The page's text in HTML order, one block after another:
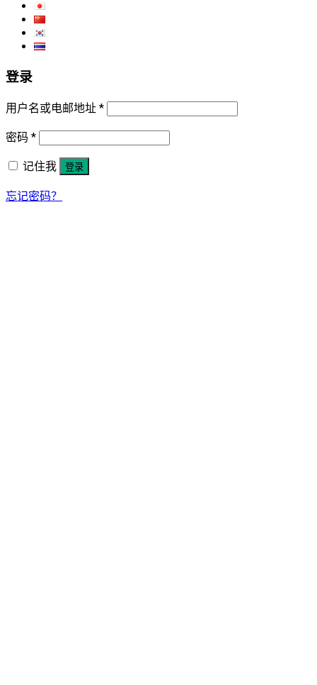
登录
用户名或电邮地址 *
密码 *
记住我 登录
忘记密码？